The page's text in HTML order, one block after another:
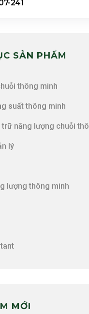
241
SẢN PHẨM
thông minh
suất thông minh
trữ năng lượng chuỗi
lý
lượng thông minh
MỚI